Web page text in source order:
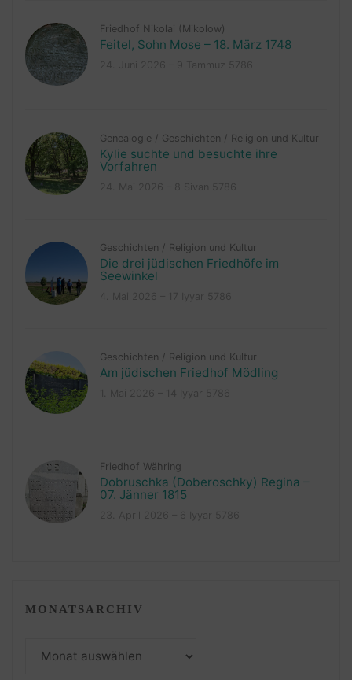
Friedhof Nikolai (Mikolow)
Feitel, Sohn Mose – 18. März 1748
Genealogie / Geschichten / Religion und Kultur
Kylie suchte und besuchte ihre
Vorfahren
Geschichten / Religion und Kultur
Die drei jüdischen Friedhöfe im
Seewinkel
Geschichten / Religion und Kultur
Am jüdischen Friedhof Mödling
Friedhof Währing
Dobruschka (Doberoschky) Regina –
07. Jänner 1815
MONATSARCHIV